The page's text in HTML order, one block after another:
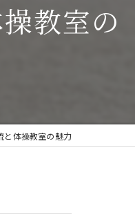
教室の
と体操教室の魅力